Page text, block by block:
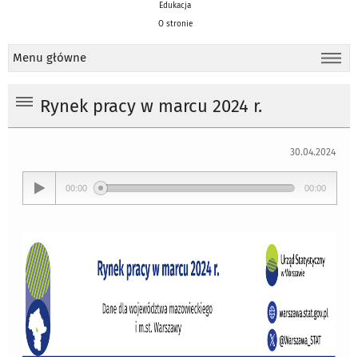
Edukacja
O stronie
Menu główne
Rynek pracy w marcu 2024 r.
30.04.2024
00:00 00:00